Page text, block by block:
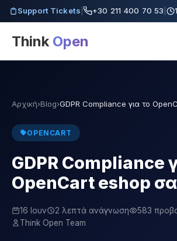
Support Tickets | +30 211 400 70 53 |
Think Open
Αρχική›Blog›GDPR Compliance για το
OPENCART
GDPR Compliance
OpenCart eshop
16 Ιουν 2 λεπτά ανάγνωση
583
Think Open Team